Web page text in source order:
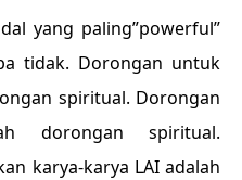
yang paling”powerful”
tidak. Dorongan untuk
spiritual. Dorongan
dorongan spiritual.
karya-karya LAI adalah